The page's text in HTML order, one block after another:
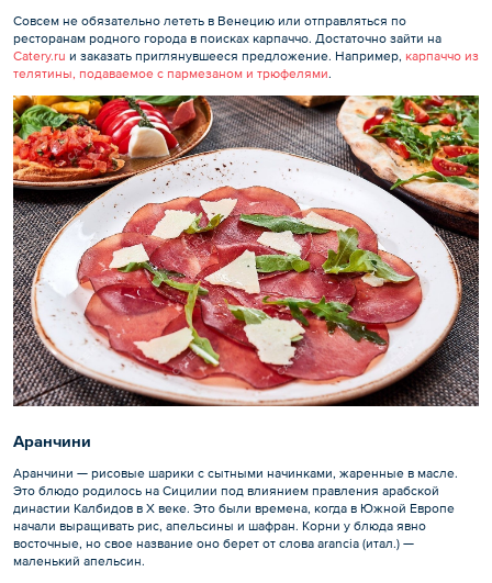
Совсем не обязательно лететь в Венецию или отправляться по
ресторанам родного города в поисках карпаччо. Достаточно зайти на
Catery.ru и заказать приглянувшееся предложение. Например, карпаччо из
телятины, подаваемое с пармезаном и трюфелями.
Аранчини
Аранчини — рисовые шарики с сытными начинками, жаренные в масле.
Это блюдо родилось на Сицилии под влиянием правления арабской
династии Калбидов в X веке. Это были времена, когда в Южной Европе
начали выращивать рис, апельсины и шафран. Корни у блюда явно
восточные, но свое название оно берет от слова arancia (итал.) —
маленький апельсин.